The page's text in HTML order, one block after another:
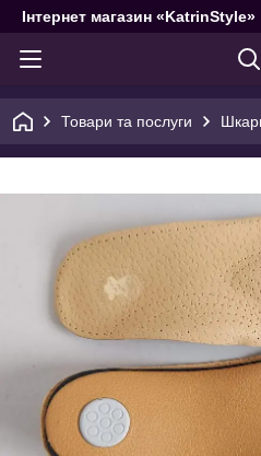
Інтернет магазин «KatrinStyle»
Товари та послуги